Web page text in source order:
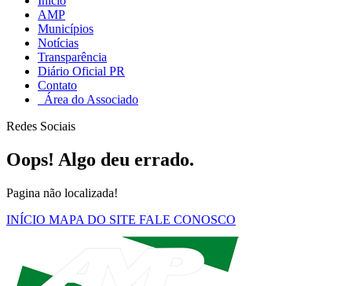
AMP
Municípios
Notícias
Transparência
Diário Oficial PR
Contato
Área do Associado
Redes Sociais
Oops! Algo deu errado.
Pagina não localizada!
INÍCIO MAPA DO SITE FALE CONOSCO